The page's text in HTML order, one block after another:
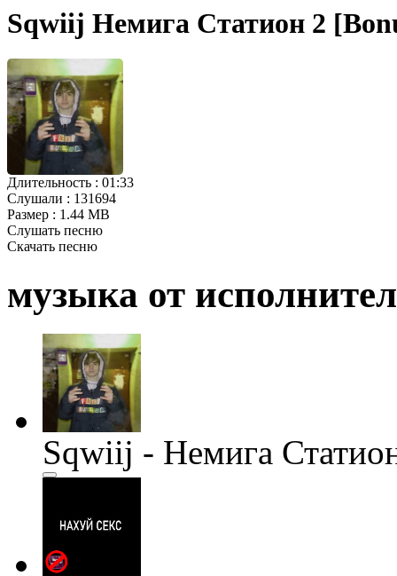
Sqwiij Немига Статион 2
Длительность : 01:33
Слушали : 131694
Размер : 1.44 MB
Слушать песню
Скачать песню
музыка от
Sqwiij - Немига